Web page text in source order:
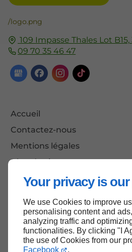
Your privacy is
We use Cookies to improve
personalising content and
analyzing traffic and
functionalities. By clicking "I
the use of Cookies from our
Facebook
.
/logo.png
109 Impasse Thales Lot B15,
09 70 35 46 47
Accueil
Contactez-nous
Mentions légales
Plan du site
Haut de